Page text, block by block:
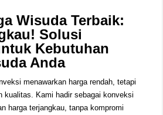
Wisuda Terbaik:
Solusi
Kebutuhan
Anda
menawarkan harga rendah, tetapi
kualitas. Kami hadir sebagai konveksi
harga terjangkau, tanpa kompromi